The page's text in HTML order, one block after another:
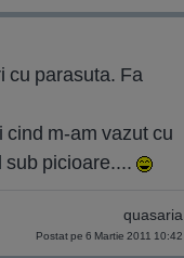
cu parasuta. Fa
m-am vazut cu
sub picioare....
quasaria
Postat pe 6 Martie 2011 10:42